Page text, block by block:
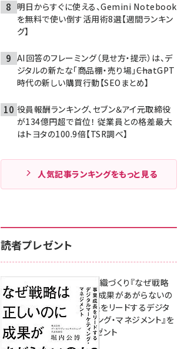
明日からすぐに使える、Gemini Notebook
を無料で使い倒す活用術8選【週間ランキン
グ】
AI回答のフレーミング（見せ方・提示）は、デ
ジタルの新たな「商品棚・売り場」――ChatGPT
時代の新しい購買行動【SEOまとめ】
役員報酬ランキング、セブン＆アイ元取締役
が134億円超で首位！ 従業員との格差最大
はトヨタの100.9倍【TSR調べ】
人気記事ランキングをもっと見る
読者プレゼント
成果を生む組織づくり『なぜ戦略
は正しいのに成果があがらないの
か？ 事業成長をリードするデジタ
ルマーケティング・マネジメント』を
3名様にプレゼント